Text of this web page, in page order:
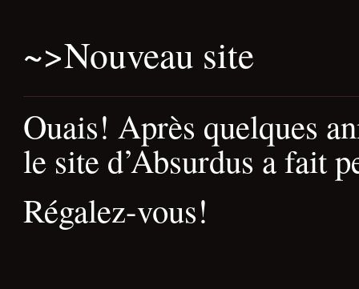
~>Nouveau site
Ouais! Après quelques
le site d’Absurdus a fait
Régalez-vous!